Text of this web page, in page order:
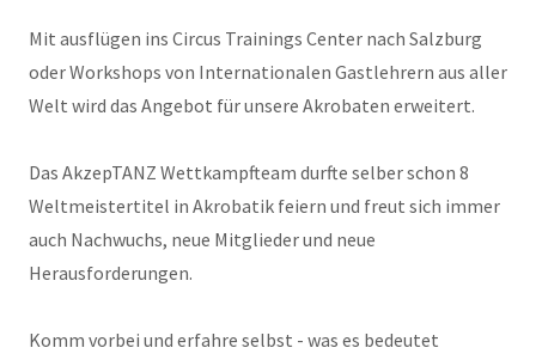
Mit ausflügen ins Circus Trainings Center nach Salzburg
oder Workshops von Internationalen Gastlehrern aus aller
Welt wird das Angebot für unsere Akrobaten erweitert.
Das AkzepTANZ Wettkampfteam durfte selber schon 8
Weltmeistertitel in Akrobatik feiern und freut sich immer
auch Nachwuchs, neue Mitglieder und neue
Herausforderungen.
Komm vorbei und erfahre selbst - was es bedeutet